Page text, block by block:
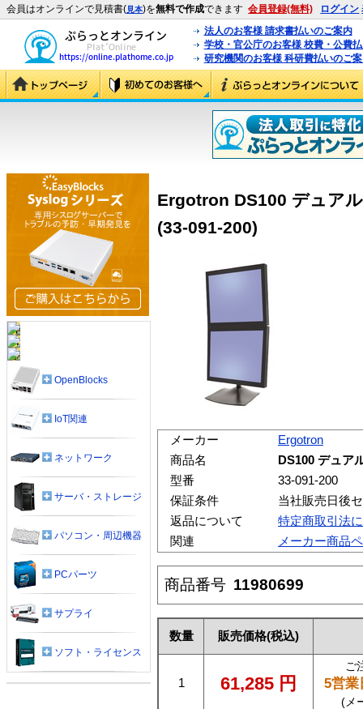
会員はオンラインで見積書(見本)を無料で作成できます 会員登録(無料) ログイン
法人のお客様 請求書払いのご案内
学校・官公庁のお客様 校費・公費
研究機関のお客様 科研費払いのご
Ergotron DS100 デュア
(33-091-200)
メーカー
Ergotron
商品名
DS100 デュア
型番
33-091-200
保証条件
当社販売日後
返品について
特定商取引法
関連
メーカー商品
商品番号 11980699
数量 販売価格(税込)
1 61,285 円
ご
5営業
(メ
OpenBlocks
IoT関連
ネットワーク
サーバ・ストレージ
パソコン・周辺機器
PCパーツ
サプライ
ソフト・ライセンス